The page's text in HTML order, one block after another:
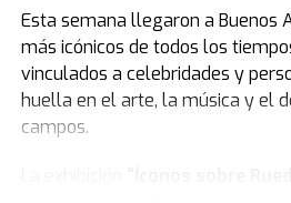
Esta semana llegaron a Buenos
más icónicos de todos los
vinculados a celebridades y
huella en el arte, la música y el
campos.